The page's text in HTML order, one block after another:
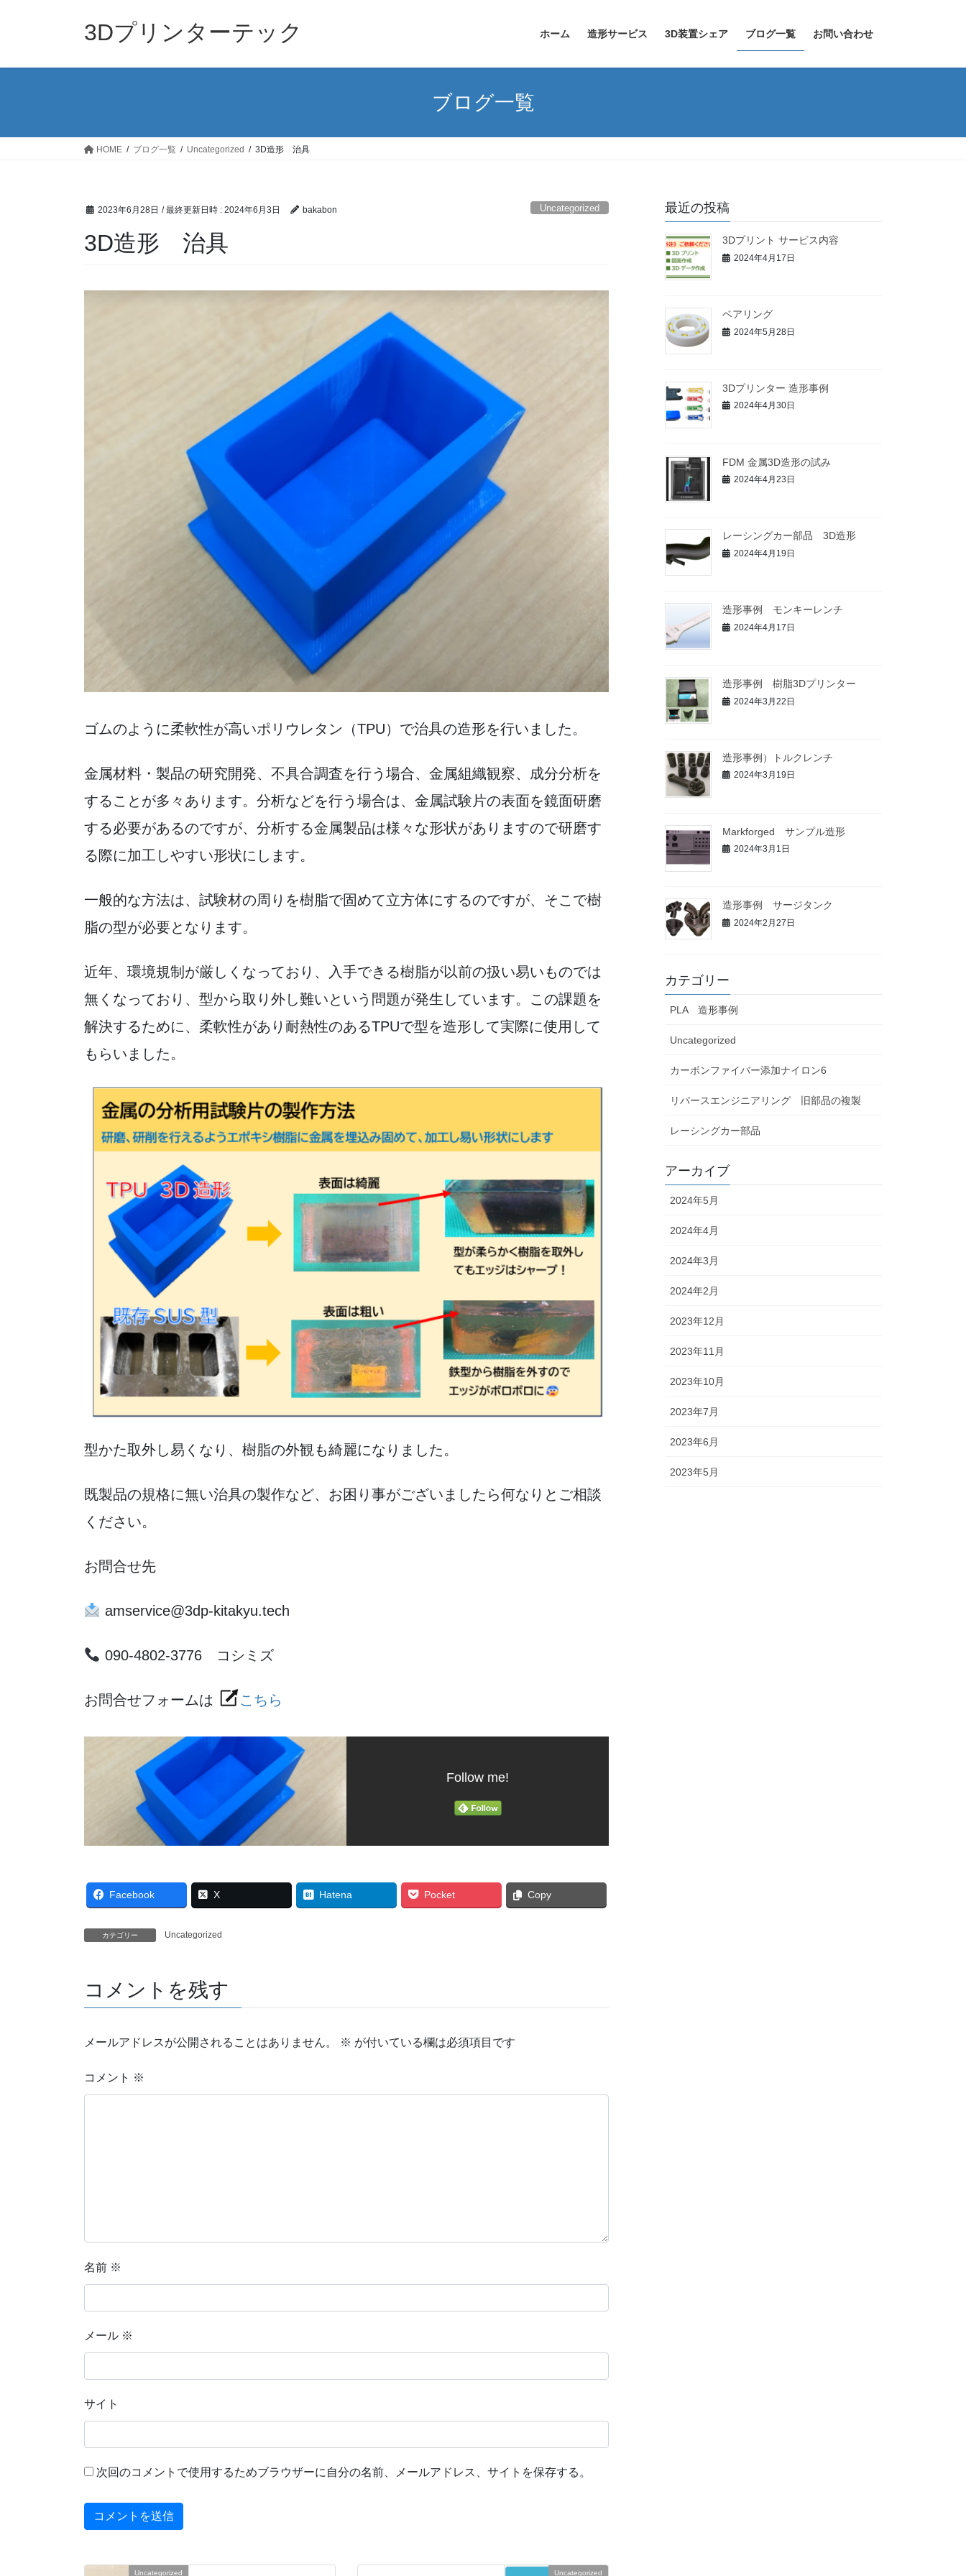
3Dプリンターテック ホーム 造形サービス 3D装置シェア ブログ一覧 お問い合わせ
ブログ一覧
HOME ブログ一覧 Uncategorized 3D造形 治具
2023年6月28日 / 最終更新日時 : 2024年6月3日 bakabon Uncategorized
3D造形 治具
ゴムのように柔軟性が高いポリウレタン（TPU）で治具の造形を行いました。
金属材料・製品の研究開発、不具合調査を行う場合、金属組織観察、成分分析を
することが多々あります。分析などを行う場合は、金属試験片の表面を鏡面研磨
する必要があるのですが、分析する金属製品は様々な形状がありますので研磨す
る際に加工しやすい形状にします。
一般的な方法は、試験材の周りを樹脂で固めて立方体にするのですが、そこで樹
脂の型が必要となります。
近年、環境規制が厳しくなっており、入手できる樹脂が以前の扱い易いものでは
無くなっており、型から取り外し難いという問題が発生しています。この課題を
解決するために、柔軟性があり耐熱性のあるTPUで型を造形して実際に使用して
もらいました。
型かた取外し易くなり、樹脂の外観も綺麗になりました。
既製品の規格に無い治具の製作など、お困り事がございましたら何なりとご相談
ください。
お問合せ先
amservice@3dp-kitakyu.tech
090-4802-3776 コシミズ
お問合せフォームは こちら
Follow me!
Facebook X Hatena Pocket Copy
カテゴリー Uncategorized
コメントを残す
メールアドレスが公開されることはありません。 ※ が付いている欄は必須項目です
コメント ※
名前 ※
メール ※
サイト
次回のコメントで使用するためブラウザーに自分の名前、メールアドレス、サイトを保存する。
Uncategorized Uncategorized
最近の投稿
3Dプリント サービス内容
2024年4月17日
ベアリング
2024年5月28日
3Dプリンター 造形事例
2024年4月30日
FDM 金属3D造形の試み
2024年4月23日
レーシングカー部品 3D造形
2024年4月19日
造形事例 モンキーレンチ
2024年4月17日
造形事例 樹脂3Dプリンター
2024年3月22日
造形事例）トルクレンチ
2024年3月19日
Markforged サンプル造形
2024年3月1日
造形事例 サージタンク
2024年2月27日
カテゴリー
PLA 造形事例
Uncategorized
カーボンファイバー添加ナイロン6
リバースエンジニアリング 旧部品の複製
レーシングカー部品
アーカイブ
2024年5月
2024年4月
2024年3月
2024年2月
2023年12月
2023年11月
2023年10月
2023年7月
2023年6月
2023年5月